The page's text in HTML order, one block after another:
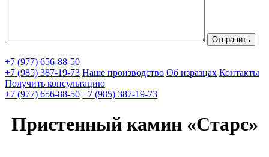
+7 (977) 656-88-50
+7 (985) 387-19-73 Наше производство Об изразцах Контакты
Получить консультацию
+7 (977) 656-88-50 +7 (985) 387-19-73
Пристенный камин «Старс»